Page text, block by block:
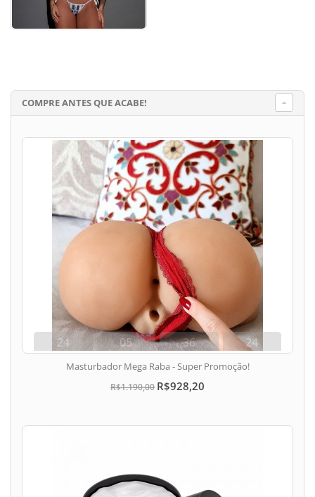
COMPRE ANTES QUE ACABE!
24
dias
05
hora
36
min
24
seg
Masturbador Mega Raba - Super Promoção!
R$1.190,00 R$928,20